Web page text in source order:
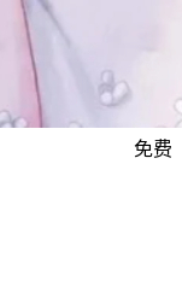
免费